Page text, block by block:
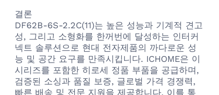
결론
DF62B-6S-2.2C(11)는 높은 성능과 기계적 견고
성, 그리고 소형화를 한꺼번에 달성하는 인터커
넥트 솔루션으로 현대 전자제품의 까다로운 성
능 및 공간 요구를 만족시킵니다. ICHOME은 이
시리즈를 포함한 히로세 정품 부품을 공급하며,
검증된 소싱과 품질 보증, 글로벌 가격 경쟁력,
빠른 배송 및 전문 지원을 제공합니다. 이를 통